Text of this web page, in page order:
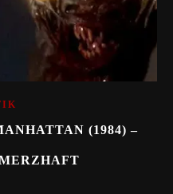
(1984) –